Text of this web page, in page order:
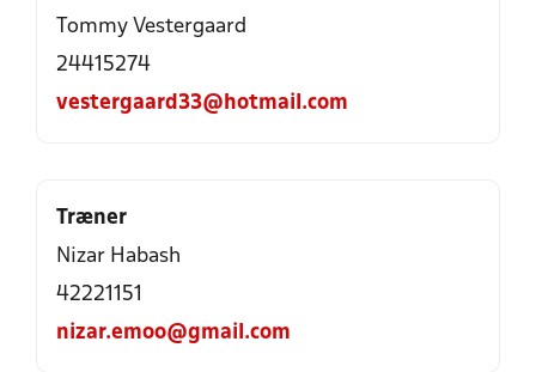
Tommy Vestergaard
24415274
vestergaard33@hotmail.com
Træner
Nizar Habash
42221151
nizar.emoo@gmail.com